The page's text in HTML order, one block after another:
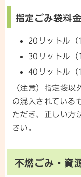
指定ごみ袋料金
20リットル
30リットル
40リットル
（注意）指定袋
の混入されている
ただき、正しい方
さい。
不燃ごみ・資